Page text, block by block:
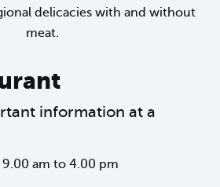
delicacies with and without
meat.
information at a
9.00 am to 4.00 pm